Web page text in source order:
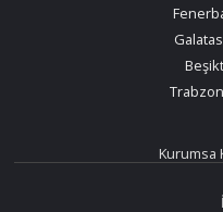
Kurumsa